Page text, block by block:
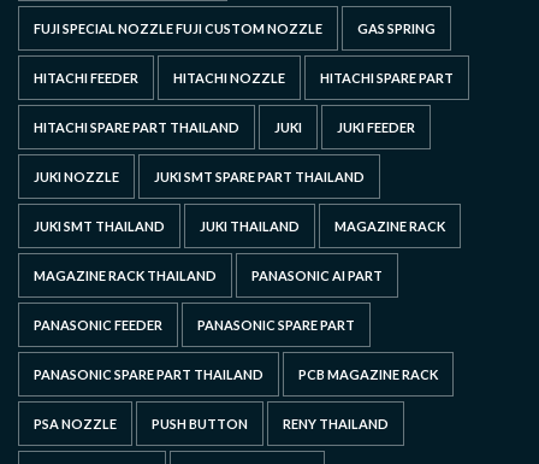
FUJI SPECIAL NOZZLE FUJI CUSTOM NOZZLE GAS SPRING
HITACHI FEEDER HITACHI NOZZLE HITACHI SPARE PART
HITACHI SPARE PART THAILAND JUKI JUKI FEEDER
JUKI NOZZLE JUKI SMT SPARE PART THAILAND
JUKI SMT THAILAND JUKI THAILAND MAGAZINE RACK
MAGAZINE RACK THAILAND PANASONIC AI PART
PANASONIC FEEDER PANASONIC SPARE PART
PANASONIC SPARE PART THAILAND PCB MAGAZINE RACK
PSA NOZZLE PUSH BUTTON RENY THAILAND